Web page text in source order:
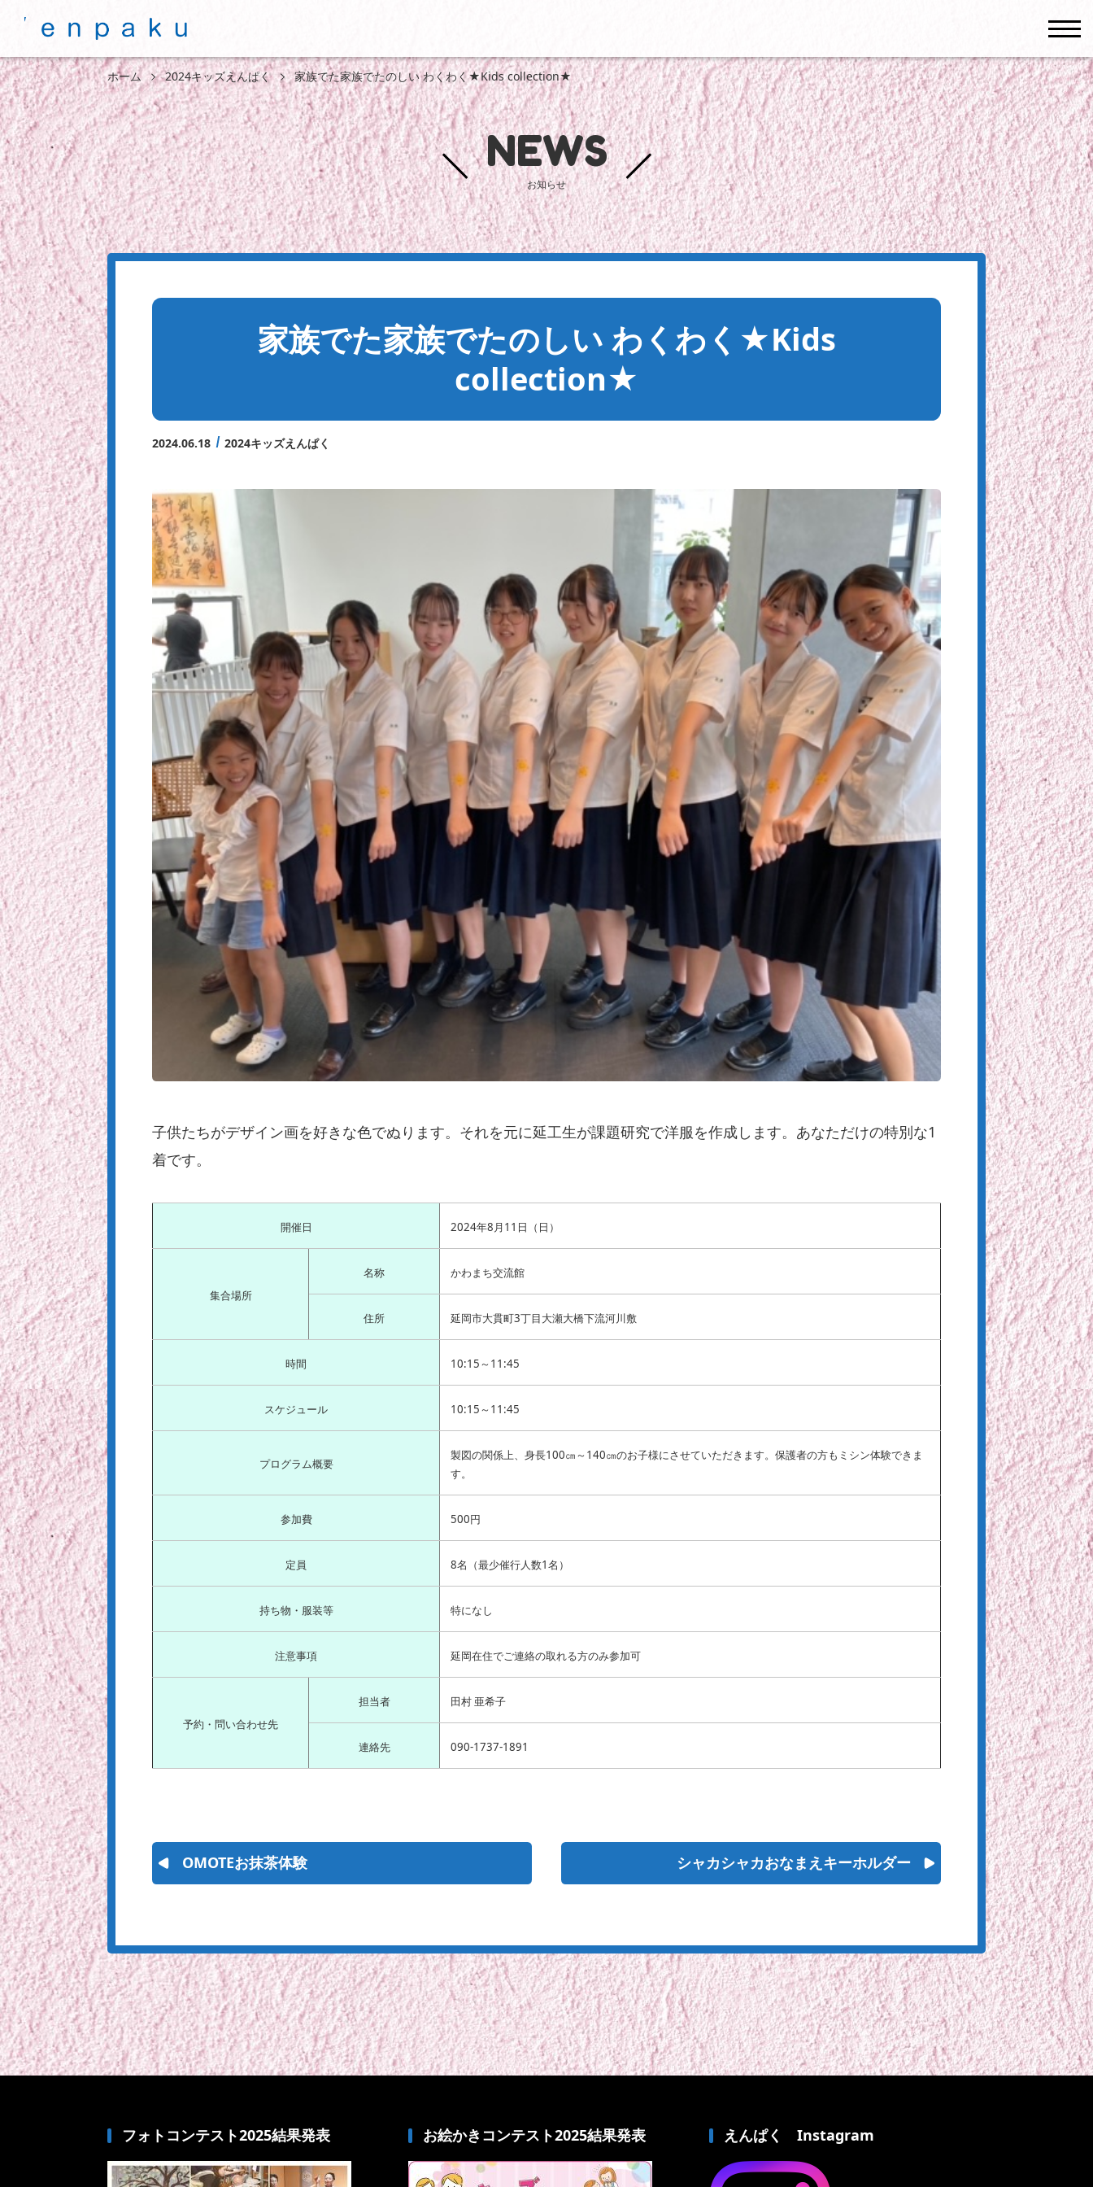
ホーム 2024キッズえんぱく 家族でた家族でたのしい わくわく★Kids collection★
NEWS
お知らせ
家族でた家族でたのしい わくわく★Kids
collection★
2024.06.18 2024キッズえんぱく
子供たちがデザイン画を好きな色でぬります。それを元に延工生が課題研究で洋服を作成します。あなただけの特別な1
着です。
開催日 2024年8月11日（日）
集合場所
名称 かわまち交流館
住所 延岡市大貫町3丁目大瀬大橋下流河川敷
時間 10:15～11:45
スケジュール 10:15～11:45
プログラム概要
製図の関係上、身長100㎝～140㎝のお子様にさせていただきます。保護者の方もミシン体験できま
す。
参加費 500円
定員 8名（最少催行人数1名）
持ち物・服装等 特になし
注意事項 延岡在住でご連絡の取れる方のみ参加可
予約・問い合わせ先
担当者 田村 亜希子
連絡先 090-1737-1891
OMOTEお抹茶体験 シャカシャカおなまえキーホルダー
フォトコンテスト2025結果発表 お絵かきコンテスト2025結果発表 えんぱく Instagram